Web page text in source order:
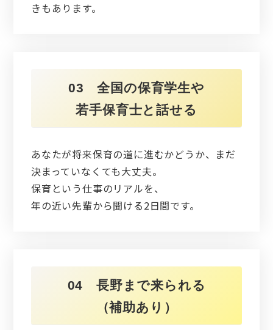
きもあります。
03 全国の保育学生や
若手保育士と話せる
あなたが将来保育の道に進むかどうか、まだ
決まっていなくても大丈夫。
保育という仕事のリアルを、
年の近い先輩から聞ける2日間です。
04 長野まで来られる
（補助あり）